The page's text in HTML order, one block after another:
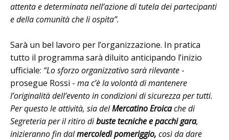
attenta e determinata nell’azione di tutela dei partecipanti
e della comunità che li ospita”.
Sarà un bel lavoro per l’organizzazione. In pratica
tutto il programma sarà diluito anticipando l’inizio
ufficiale: “Lo sforzo organizzativo sarà rilevante -
prosegue Rossi - ma c’è la volontà di mantenere
l’originalità dell’evento in condizioni di sicurezza per tutti.
Per questo le attività, sia delMercatino Eroicache di
Segreteria per il ritiro dibuste tecniche e pacchi gara,
inizieranno fin dalmercoledì pomeriggio, così da dare